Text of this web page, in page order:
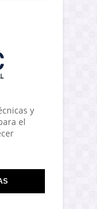
y
el